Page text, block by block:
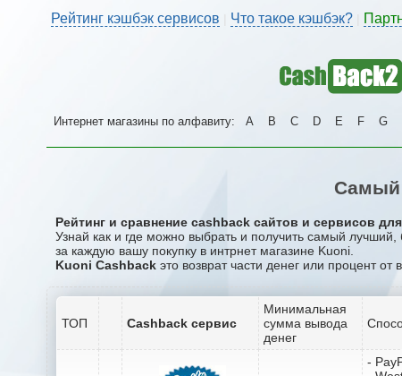
Рейтинг кэшбэк сервисов Что такое кэшбэк?
Интернет магазины по алфавиту: A B C D E F G
Самый
Рейтинг и сравнение cashback сайтов и сервисов
Узнай как и где можно выбрать и получить самый
за каждую вашу покупку в интрнет магазине Kuoni.
Kuoni Cashback это возврат части денег или процент
ТОП Cashback сервис
Минимальная
сумма вывода
денег
-